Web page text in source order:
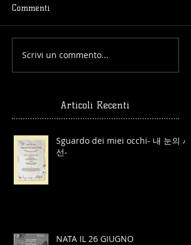
Commenti
Scrivi un commento...
Articoli Recenti
Sguardo dei miei occhi- 내 눈의 시
선-
NATA IL 26 GIUGNO